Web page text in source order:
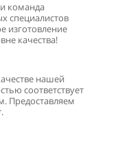
команда
специалистов
изготовление
качества!
нашей
соответствует
Предоставляем